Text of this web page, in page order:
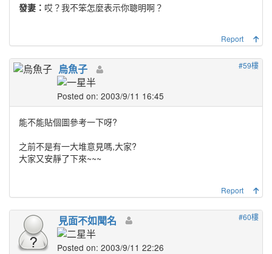
發妻： 哎？我不笨怎麼表示你聰明啊？
Report
#59樓
烏魚子
Posted on: 2003/9/11 16:45
能不能貼個圖參考一下呀?
之前不是有一大堆意見嗎,大家?
大家又安靜了下來~~~
Report
#60樓
見面不如聞名
Posted on: 2003/9/11 22:26